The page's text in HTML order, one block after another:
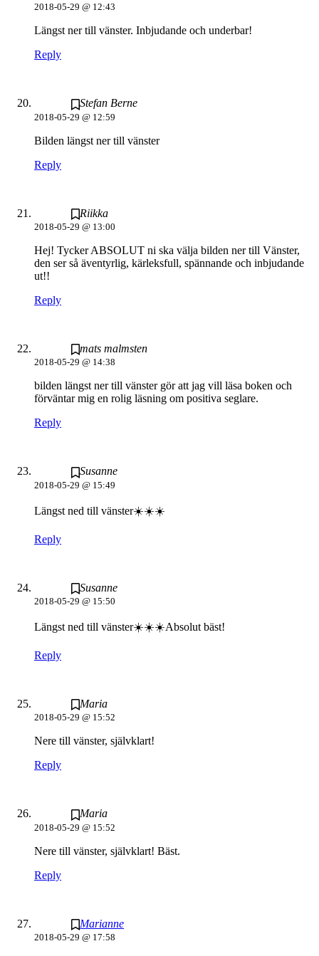
2018-05-29 @ 12:43
Längst ner till vänster. Inbjudande och underbar!
Reply
Stefan Berne
2018-05-29 @ 12:59
Bilden längst ner till vänster
Reply
Riikka
2018-05-29 @ 13:00
Hej! Tycker ABSOLUT ni ska välja bilden ner till Vänster,
den ser så äventyrlig, kärleksfull, spännande och inbjudande
ut!!
Reply
mats malmsten
2018-05-29 @ 14:38
bilden längst ner till vänster gör att jag vill läsa boken och
förväntar mig en rolig läsning om positiva seglare.
Reply
Susanne
2018-05-29 @ 15:49
Längst ned till vänster☀️☀️☀️
Reply
Susanne
2018-05-29 @ 15:50
Längst ned till vänster☀️☀️☀️Absolut bäst!
Reply
Maria
2018-05-29 @ 15:52
Nere till vänster, självklart!
Reply
Maria
2018-05-29 @ 15:52
Nere till vänster, självklart! Bäst.
Reply
Marianne
2018-05-29 @ 17:58